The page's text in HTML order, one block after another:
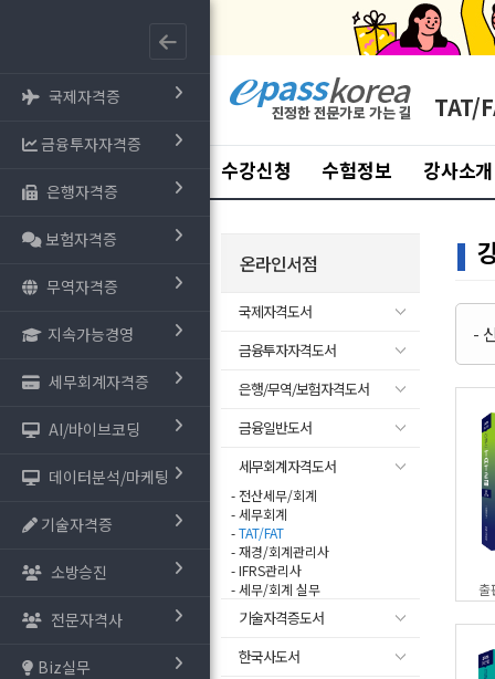
국제자격증
금융투자자격증
은행자격증
보험자격증
무역자격증
지속가능경영
세무회계자격증
AI/바이브코딩
데이터분석/마케팅
기술자격증
소방승진
전문자격사
Biz실무
TAT/
수강신청 수험정보 강사소개
온라인서점
국제자격도서
금융투자자격도서
은행/무역/보험자격도서
금융일반도서
세무회계자격도서
- 전산세무/회계
- 세무회계
-TAT/FAT
- 재경/회계관리사
- IFRS관리사
- 세무/회계 실무
기술자격증도서
한국사도서
-
출